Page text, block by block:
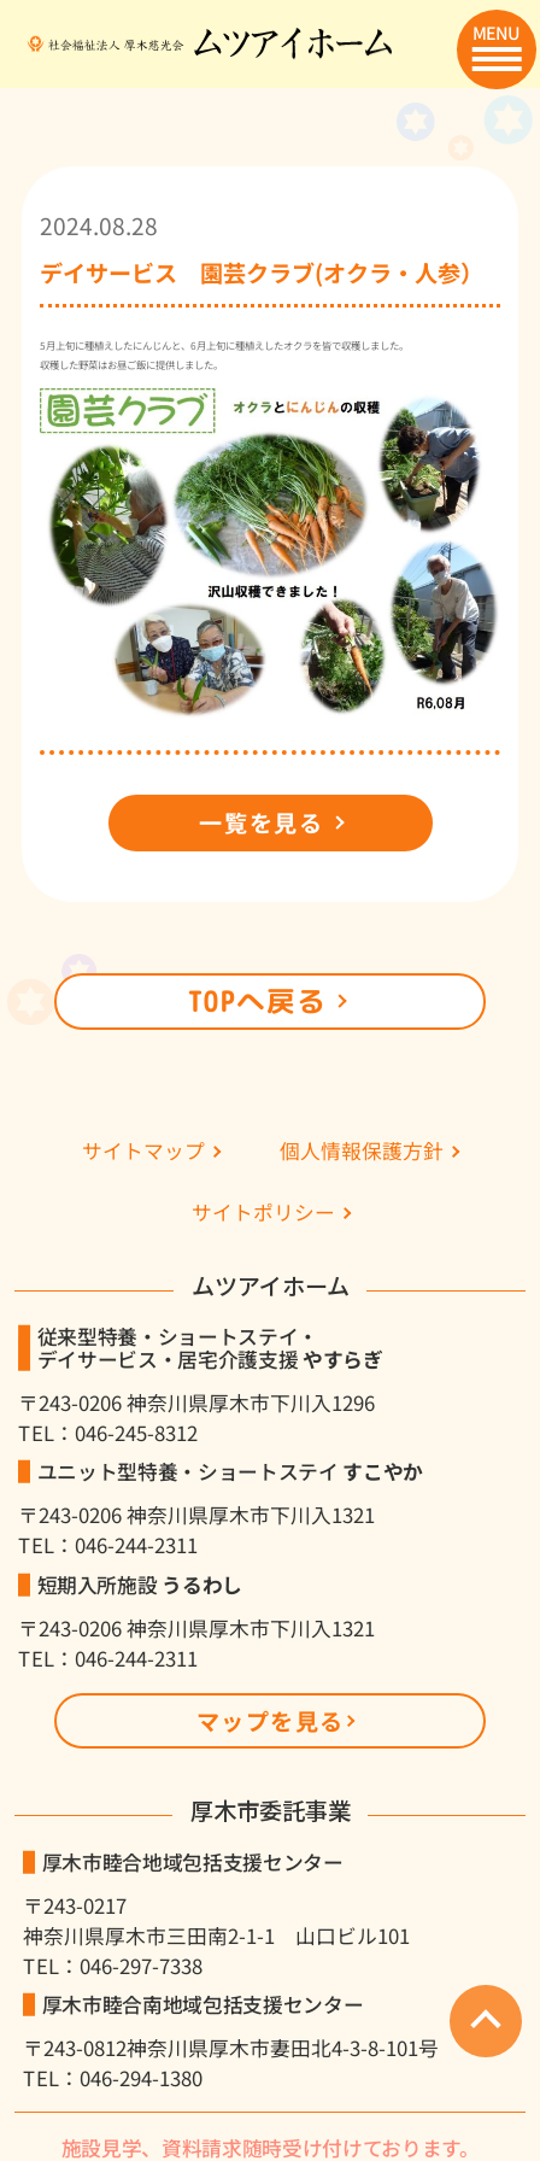
MENU
2024.08.28
デイサービス 園芸クラブ(オクラ・人参）
5月上旬に種植えしたにんじんと、6月上旬に種植えしたオクラを皆で収穫しました。
収穫した野菜はお昼ご飯に提供しました。
一覧を見る
TOPへ戻る
サイトマップ 個人情報保護方針
サイトポリシー
ムツアイホーム
従来型特養・ショートステイ・
デイサービス・居宅介護支援やすらぎ
〒243-0206 神奈川県厚木市下川入1296
TEL：046-245-8312
ユニット型特養・ショートステイ すこやか
〒243-0206 神奈川県厚木市下川入1321
TEL：046-244-2311
短期入所施設 うるわし
〒243-0206 神奈川県厚木市下川入1321
TEL：046-244-2311
マップを見る
厚木市委託事業
厚木市睦合地域包括支援センター
〒243-0217
神奈川県厚木市三田南2-1-1 山口ビル101
TEL：046-297-7338
厚木市睦合南地域包括支援センター
〒243-0812神奈川県厚木市妻田北4-3-8-101号
TEL：046-294-1380
施設見学、資料請求随時受け付けております。